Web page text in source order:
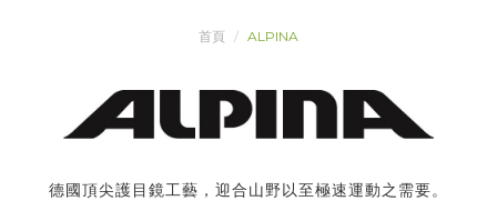
首頁 ALPINA
德國頂尖護目鏡工藝，迎合山野以至極速運動之需要。